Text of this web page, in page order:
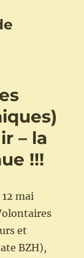
– la
!!!
mai
et
BZH),